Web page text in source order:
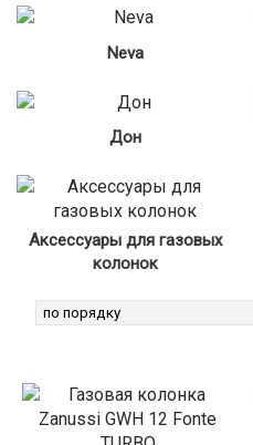
Neva
Дон
Аксессуары для газовых
колонок
Найдено53товаров